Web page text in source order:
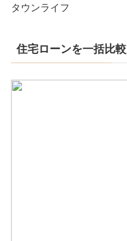
タウンライフ
住宅ローンを一括比較